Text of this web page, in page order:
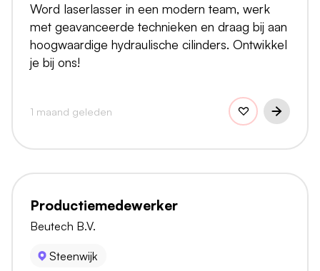
Word laserlasser in een modern team, werk
met geavanceerde technieken en draag bij aan
hoogwaardige hydraulische cilinders. Ontwikkel
je bij ons!
1 maand geleden
Productiemedewerker
Beutech B.V.
Steenwijk